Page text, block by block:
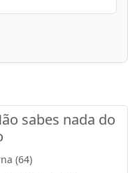
sabes nada do
(64)